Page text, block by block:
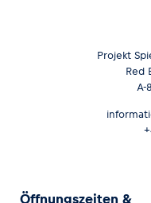
Projekt
Red
A-
Öffnungszeiten &